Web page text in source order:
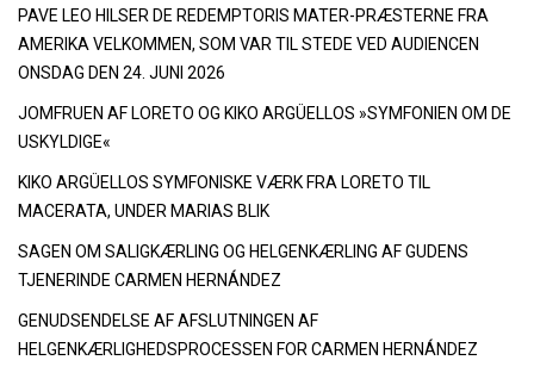
PAVE LEO HILSER DE REDEMPTORIS MATER-PRÆSTERNE FRA
AMERIKA VELKOMMEN, SOM VAR TIL STEDE VED AUDIENCEN
ONSDAG DEN 24. JUNI 2026
JOMFRUEN AF LORETO OG KIKO ARGÜELLOS »SYMFONIEN OM DE
USKYLDIGE«
KIKO ARGÜELLOS SYMFONISKE VÆRK FRA LORETO TIL
MACERATA, UNDER MARIAS BLIK
SAGEN OM SALIGKÆRLING OG HELGENKÆRLING AF GUDENS
TJENERINDE CARMEN HERNÁNDEZ
GENUDSENDELSE AF AFSLUTNINGEN AF
HELGENKÆRLIGHEDSPROCESSEN FOR CARMEN HERNÁNDEZ